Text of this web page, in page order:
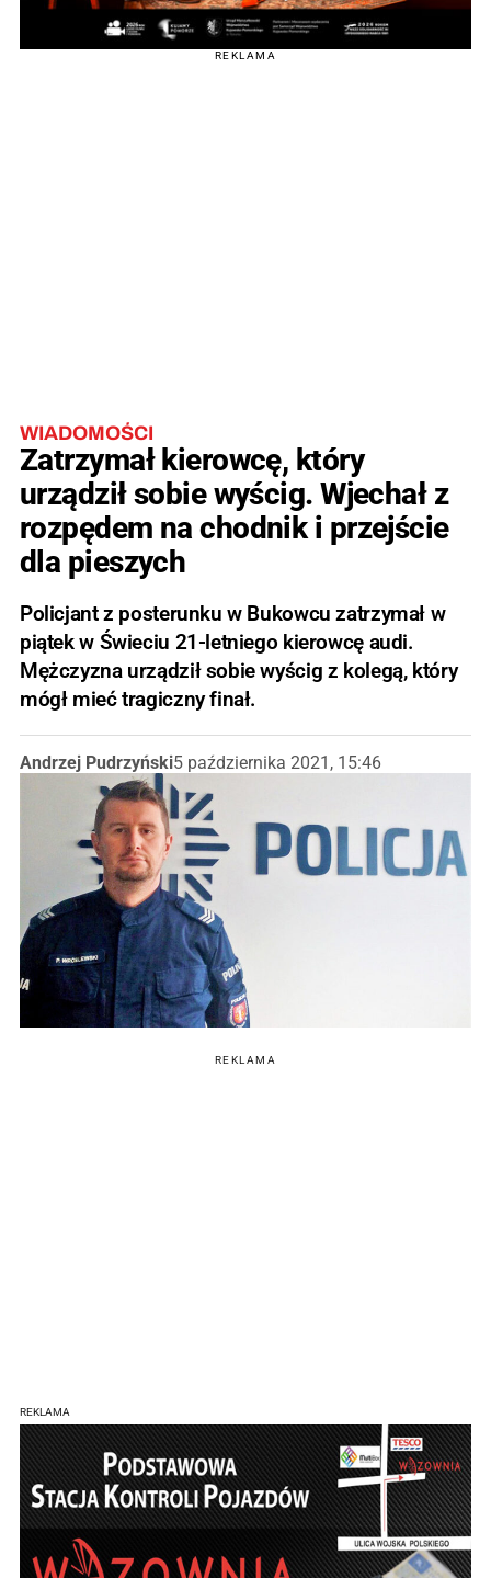
REKLAMA
WIADOMOŚCI
Zatrzymał kierowcę, który
urządził sobie wyścig. Wjechał z
rozpędem na chodnik i przejście
dla pieszych
Policjant z posterunku w Bukowcu zatrzymał w
piątek w Świeciu 21-letniego kierowcę audi.
Mężczyzna urządził sobie wyścig z kolegą, który
mógł mieć tragiczny finał.
Andrzej Pudrzyński5 października 2021, 15:46
REKLAMA
REKLAMA